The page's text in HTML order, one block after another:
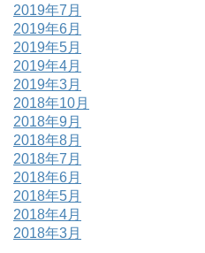
2019年7月
2019年6月
2019年5月
2019年4月
2019年3月
2018年10月
2018年9月
2018年8月
2018年7月
2018年6月
2018年5月
2018年4月
2018年3月